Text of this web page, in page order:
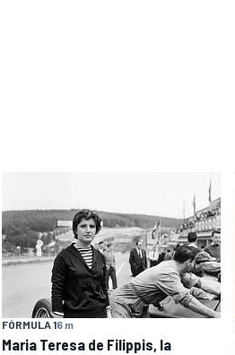
FÓRMULA 16 m
Maria Teresa de Filippis, la